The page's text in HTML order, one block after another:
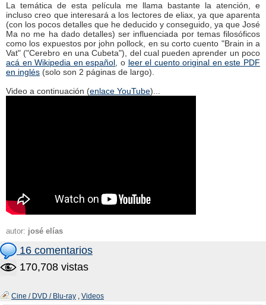
La temática de esta película me llama bastante la atención, e
incluso creo que interesará a los lectores de eliax, ya que aparenta
(con los pocos detalles que he deducido y conseguido, ya que José
Ma no me ha dado detalles) ser influenciada por temas filosóficos
como los expuestos por john pollock, en su corto cuento "Brain in a
Vat" ("Cerebro en una Cubeta"), del cual pueden aprender un poco
acá en Wikipedia en español , o leer el cuento original en este PDF
en inglés (solo son 2 páginas de largo).
Video a continuación (enlace YouTube)...
autor: josé elías
16 comentarios
170,708 vistas
Cine / DVD / Blu-ray , Videos